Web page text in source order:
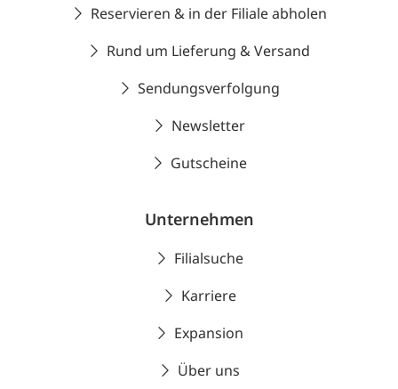
Reservieren & in der Filiale abholen
Rund um Lieferung & Versand
Sendungsverfolgung
Newsletter
Gutscheine
Unternehmen
Filialsuche
Karriere
Expansion
Über uns